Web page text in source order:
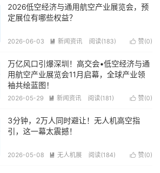
2026低空经济与通用航空产业展览会，预
定展位有哪些权益？
 赞(0)
2026-06-03  新闻资讯 阅读(183)
万亿风口引爆深圳！高交会•低空经济与通
用航空产业展览会11月启幕，全球产业领
袖共绘蓝图！
 赞(0)
2026-05-29  新闻资讯 阅读(181)
3分钟，2万人同时避让！无人机高空指
引，这一幕太震撼！
 赞(0)
2026-05-08  无人机展 阅读(184)